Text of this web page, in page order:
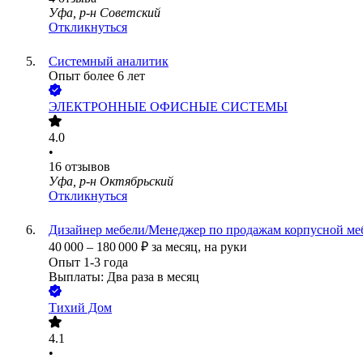
Уфа, р-н Советский
Откликнуться
Системный аналитик
Опыт более 6 лет
ЭЛЕКТРОННЫЕ ОФИСНЫЕ СИСТЕМЫ
4.0
•
16 отзывов
Уфа, р-н Октябрьский
Откликнуться
Дизайнер мебели/Менеджер по продажам корпусной
40 000 – 180 000 ₽ за месяц, на руки
Опыт 1-3 года
Выплаты: Два раза в месяц
Тихий Дом
4.1
•